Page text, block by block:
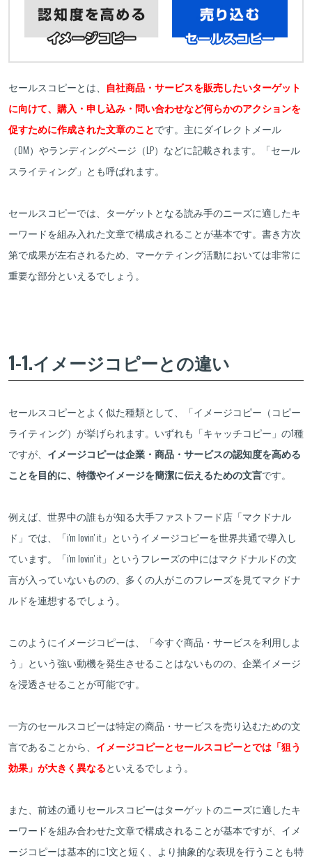
セールスコピーとは、 自社商品・サービスを販売したいターゲット
に向けて、購入・申し込み・問い合わせなど何らかのアクションを
促すために作成された文章のことです。主にダイレクトメール
（DM）やランディングページ（LP）などに記載されます。「セール
スライティング」とも呼ばれます。
セールスコピーでは、ターゲットとなる読み手のニーズに適したキ
ーワードを組み入れた文章で構成されることが基本です。書き方次
第で成果が左右されるため、マーケティング活動においては非常に
重要な部分といえるでしょう。
1-1.イメージコピーとの違い
セールスコピーとよく似た種類として、「イメージコピー（コピー
ライティング）が挙げられます。いずれも「キャッチコピー」の1種
ですが、 イメージコピーは企業・商品・サービスの認知度を高める
ことを目的に、特徴やイメージを簡潔に伝えるための文言です。
例えば、世界中の誰もが知る大手ファストフード店「マクドナル
ド」では、「i'm lovin' it」というイメージコピーを世界共通で導入し
ています。「i'm lovin' it」というフレーズの中にはマクドナルドの文
言が入っていないものの、多くの人がこのフレーズを見てマクドナ
ルドを連想するでしょう。
このようにイメージコピーは、「今すぐ商品・サービスを利用しよ
う」という強い動機を発生させることはないものの、企業イメージ
を浸透させることが可能です。
一方のセールスコピーは特定の商品・サービスを売り込むための文
言であることから、 イメージコピーとセールスコピーとでは「狙う
効果」が大きく異なるといえるでしょう。
また、前述の通りセールスコピーはターゲットのニーズに適したキ
ーワードを組み合わせた文章で構成されることが基本ですが、イメ
ージコピーは基本的に1文と短く、より抽象的な表現を行うことも特